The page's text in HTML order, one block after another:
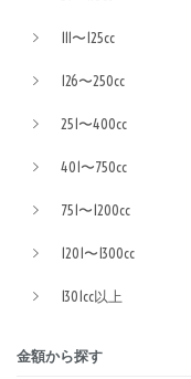
111〜125cc
126〜250cc
251〜400cc
401〜750cc
751〜1200cc
1201〜1300cc
1301cc以上
金額から探す